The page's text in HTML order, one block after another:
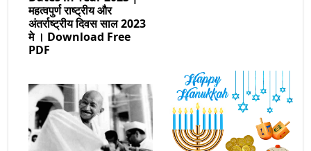
महत्वपुर्ण राष्ट्रीय और
अंतर्राष्ट्रीय दिवस साल 2023
मे । Download Free
PDF